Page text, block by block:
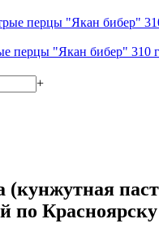
перцы "Якан бибер" 310
+
(кунжутная
по Красноярску